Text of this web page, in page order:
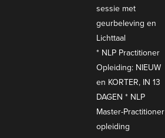
sessie met
geurbeleving en
Lichttaal
* NLP Practitioner
Opleiding: NIEUW
en KORTER, IN 13
DAGEN * NLP
Master-Practitioner
opleiding